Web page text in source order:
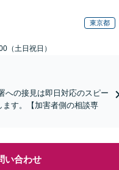
東京都
（土日祝日）
への接見は即日対応のスピー
ます。【加害者側の相談専
い合わせ